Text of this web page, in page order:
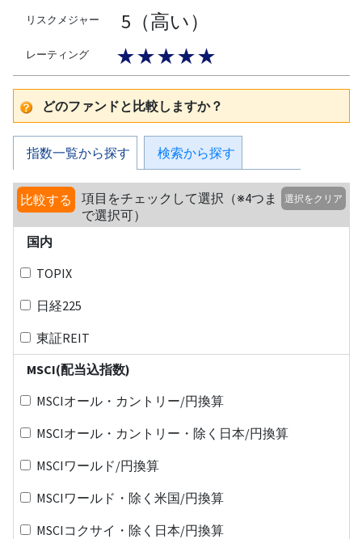
リスクメジャー 5（高い）
レーティング ★★★★★
どのファンドと比較しますか？
指数一覧から探す 検索から探す
比較する
項目をチェックして選択（※4つま
で選択可）
選択をクリア
国内
TOPIX
日経225
東証REIT
MSCI(配当込指数)
MSCIオール・カントリー/円換算
MSCIオール・カントリー・除く日本/円換算
MSCIワールド/円換算
MSCIワールド・除く米国/円換算
MSCIコクサイ・除く日本/円換算